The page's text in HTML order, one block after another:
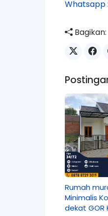
Whatsapp
Bagikan:
Rumah
Minimalis
dekat GOR